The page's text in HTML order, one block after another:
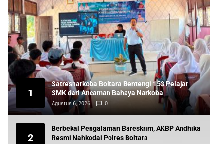
1
Satresnarkoba Boltara Bentengi 153 Pelajar
SMK dari Ancaman Bahaya Narkoba
Agustus 6, 2026 0
2
Berbekal Pengalaman Bareskrim, AKBP Andhika
Resmi Nahkodai Polres Boltara